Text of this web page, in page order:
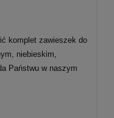
komplet zawieszek do
niebieskim,
Państwu w naszym